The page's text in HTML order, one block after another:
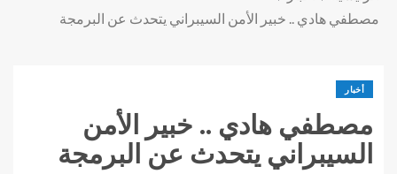
مصطفي هادي .. خبير الأمن السيبراني يتحدث عن البرمجة
أخبار
مصطفي هادي .. خبير الأمن
السيبراني يتحدث عن البرمجة